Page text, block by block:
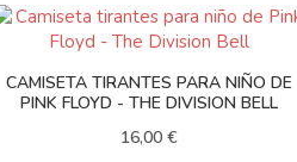
CAMISETA TIRANTES PARA NIÑO DE
PINK FLOYD - THE DIVISION BELL
16,00 €